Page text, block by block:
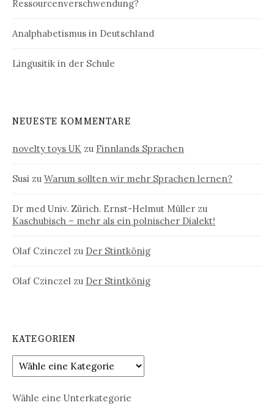
Ressourcenverschwendung?
Analphabetismus in Deutschland
Lingusitik in der Schule
NEUESTE KOMMENTARE
novelty toys UK zu Finnlands Sprachen
Susi zu Warum sollten wir mehr Sprachen lernen?
Dr med Univ. Zürich. Ernst-Helmut Müller zu
Kaschubisch – mehr als ein polnischer Dialekt!
Olaf Czinczel zu Der Stintkönig
Olaf Czinczel zu Der Stintkönig
KATEGORIEN
Wähle eine Unterkategorie